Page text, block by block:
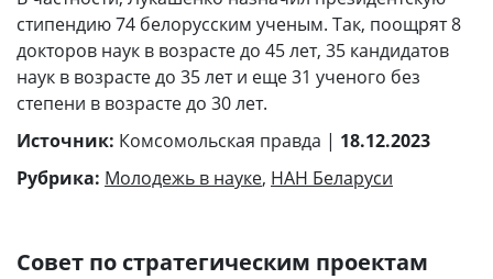
стипендию 74 белорусским ученым. Так, поощрят 8
докторов наук в возрасте до 45 лет, 35 кандидатов
наук в возрасте до 35 лет и еще 31 ученого без
степени в возрасте до 30 лет.
Источник: Комсомольская правда | 18.12.2023
Рубрика: Молодежь в науке, НАН Беларуси
Совет по стратегическим проектам